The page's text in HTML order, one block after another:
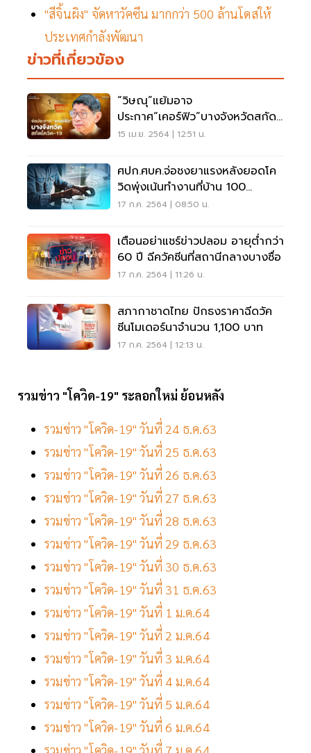
"สีจิ้นผิง" จัดหาวัคซีน มากกว่า 500 ล้านโดสให้
ประเทศกำลังพัฒนา
ข่าวที่เกี่ยวข้อง
“วิษณุ”แย้มอาจ
ประกาศ“เคอร์ฟิว”บางจังหวัดสกัด
โควิด-19
15 เม.ย. 2564 | 12:51 น.
ศปก.ศบค.จ่อชงยาแรงหลังยอดโค
วิดพุ่งเน้นทำงานที่บ้าน 100
เปอร์เซ็นต์
17 ก.ค. 2564 | 08:50 น.
เตือนอย่าแชร์ข่าวปลอม อายุต่ำกว่า
60 ปี ฉีควัคซีนที่สถานีกลางบางซื่อ
17 ก.ค. 2564 | 11:26 น.
สภากาชาดไทย ปักธงราคาฉีดวัค
ซีนโมเดอร์นาจำนวน 1,100 บาท
17 ก.ค. 2564 | 12:13 น.
รวมข่าว "โควิด-19" ระลอกใหม่ ย้อนหลัง
รวมข่าว "โควิด-19" วันที่ 24 ธ.ค.63
รวมข่าว "โควิด-19" วันที่ 25 ธ.ค.63
รวมข่าว "โควิด-19" วันที่ 26 ธ.ค.63
รวมข่าว "โควิด-19" วันที่ 27 ธ.ค.63
รวมข่าว "โควิด-19" วันที่ 28 ธ.ค.63
รวมข่าว "โควิด-19" วันที่ 29 ธ.ค.63
รวมข่าว "โควิด-19" วันที่ 30 ธ.ค.63
รวมข่าว "โควิด-19" วันที่ 31 ธ.ค.63
รวมข่าว "โควิด-19" วันที่ 1 ม.ค.64
รวมข่าว "โควิด-19" วันที่ 2 ม.ค.64
รวมข่าว "โควิด-19" วันที่ 3 ม.ค.64
รวมข่าว "โควิด-19" วันที่ 4 ม.ค.64
รวมข่าว "โควิด-19" วันที่ 5 ม.ค.64
รวมข่าว "โควิด-19" วันที่ 6 ม.ค.64